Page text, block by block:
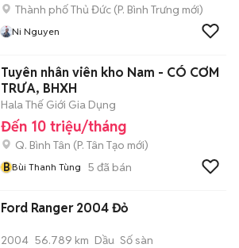
Thành phố Thủ Đức (P. Bình Trưng mới)
Ni Nguyen
Tuyên nhân viên kho Nam - CÓ CƠM
TRƯA, BHXH
Hala Thế Giới Gia Dụng
Đến 10 triệu/tháng
Q. Bình Tân (P. Tân Tạo mới)
BBùi Thanh Tùng 5 đã bán
Ford Ranger 2004 Đỏ
2004 56.789 km Dầu Số sàn